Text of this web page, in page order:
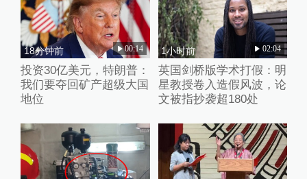
18分钟前 00:14
投资30亿美元，特朗普：
我们要夺回矿产超级大国
地位
1小时前 02:04
英国剑桥版学术打假：明
星教授卷入造假风波，论
文被指抄袭超180处